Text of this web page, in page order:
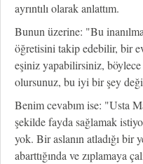
ayrıntılı olarak anlattım.
Bunun üzerine: "Bu
öğretisini takip edebilir, bir
eşiniz yapabilirsiniz,
olursunuz, bu iyi bir şey
Benim cevabım ise: "Usta
şekilde fayda sağlamak
yok. Bir aslanın atladığı bir
abarttığında ve zıplamaya